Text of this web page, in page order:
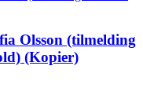
Olsson (tilmelding
(Kopier)